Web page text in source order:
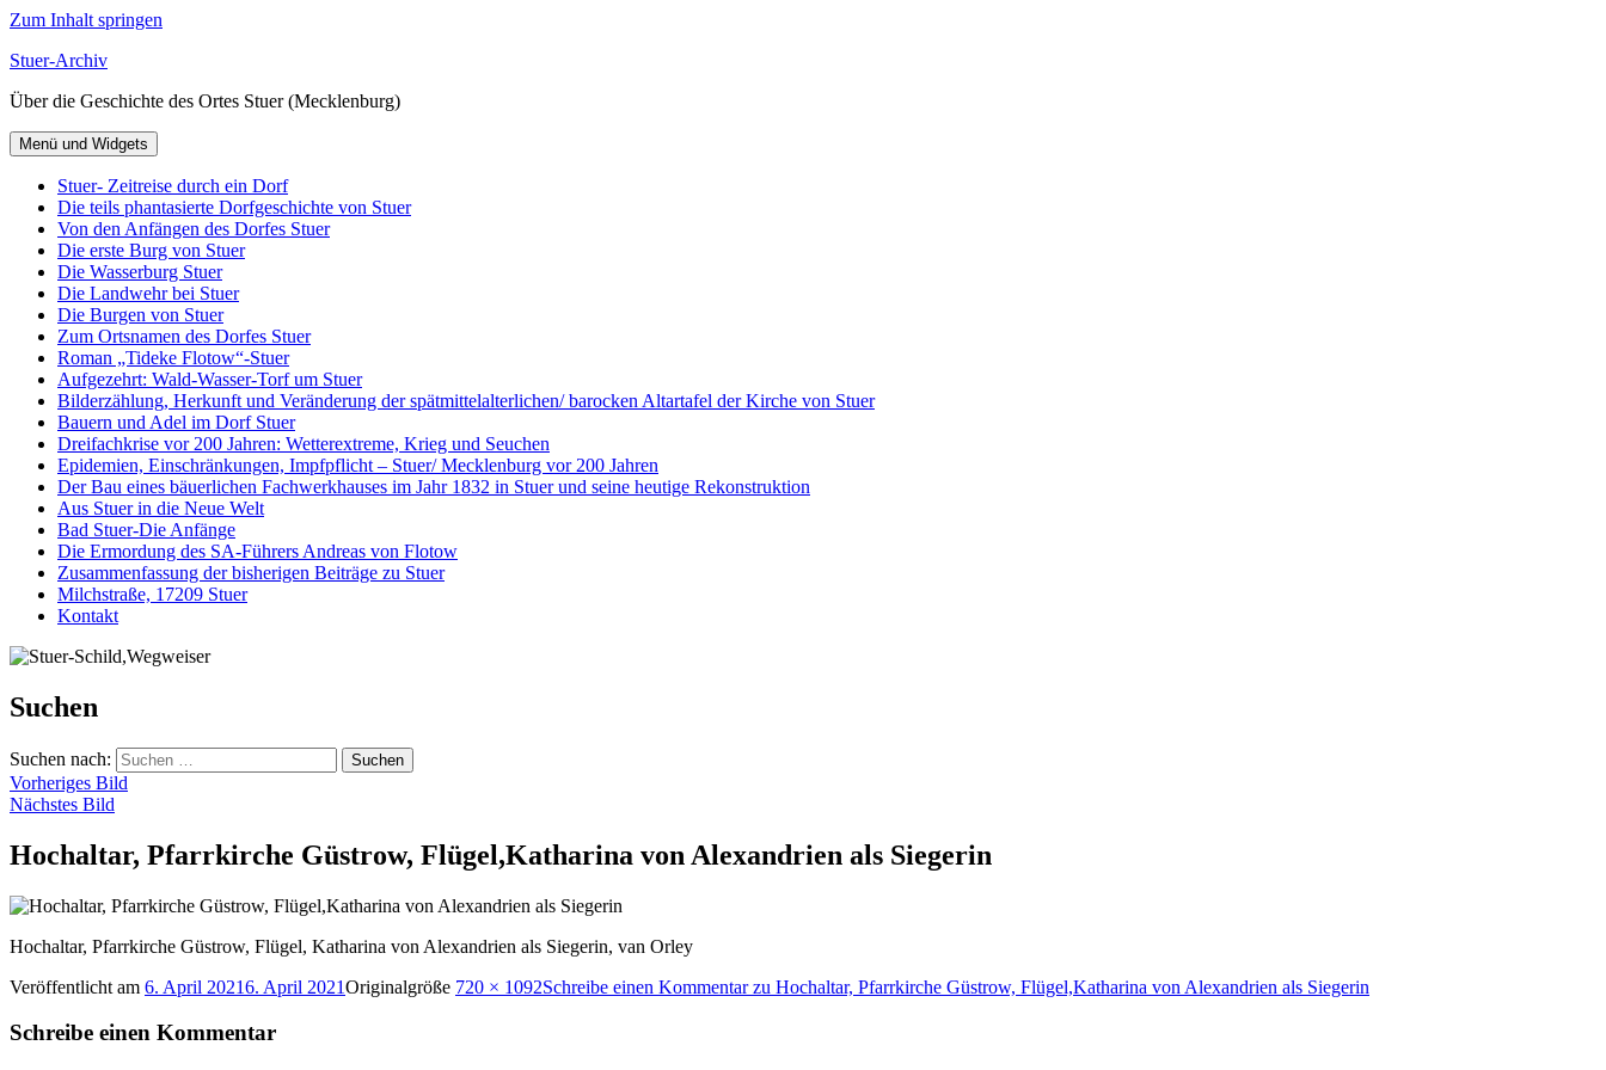
Zum Inhalt springen
Stuer-Archiv
Über die Geschichte des Ortes Stuer (Mecklenburg)
Menü und Widgets
Stuer- Zeitreise durch ein Dorf
Die teils phantasierte Dorfgeschichte von Stuer
Von den Anfängen des Dorfes Stuer
Die erste Burg von Stuer
Die Wasserburg Stuer
Die Landwehr bei Stuer
Die Burgen von Stuer
Zum Ortsnamen des Dorfes Stuer
Roman „Tideke Flotow“-Stuer
Aufgezehrt: Wald-Wasser-Torf um Stuer
Bilderzählung, Herkunft und Veränderung der spätmittelalterlichen/ barocken Altartafel der Kirche von Stuer
Bauern und Adel im Dorf Stuer
Dreifachkrise vor 200 Jahren: Wetterextreme, Krieg und Seuchen
Epidemien, Einschränkungen, Impfpflicht – Stuer/ Mecklenburg vor 200 Jahren
Der Bau eines bäuerlichen Fachwerkhauses im Jahr 1832 in Stuer und seine heutige Rekonstruktion
Aus Stuer in die Neue Welt
Bad Stuer-Die Anfänge
Die Ermordung des SA-Führers Andreas von Flotow
Zusammenfassung der bisherigen Beiträge zu Stuer
Milchstraße, 17209 Stuer
Kontakt
Suchen
Suchen nach:
Vorheriges Bild
Nächstes Bild
Hochaltar, Pfarrkirche Güstrow, Flügel,Katharina von Alexandrien als Siegerin
Hochaltar, Pfarrkirche Güstrow, Flügel, Katharina von Alexandrien als Siegerin, van Orley
Veröffentlicht am 6. April 20216. April 2021Originalgröße 720 × 1092Schreibe einen Kommentarzu Hochaltar, Pfarrkirche Güstrow, Flügel,Katharina von Alexandrien als Siegerin
Schreibe einen Kommentar